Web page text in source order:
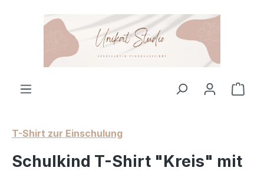
Zum Hauptinhalt springen
T-Shirt zur Einschulung
Schulkind T-Shirt "Kreis" mit